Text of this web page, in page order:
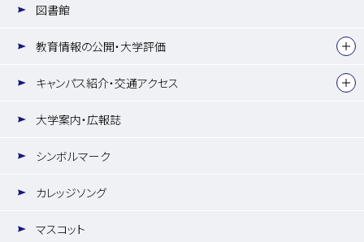
図書館
教育情報の公開・大学評価
キャンパス紹介・交通アクセス
大学案内・広報誌
シンボルマーク
カレッジソング
マスコット